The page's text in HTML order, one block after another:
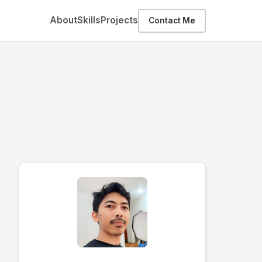
AboutSkillsProjects Contact Me